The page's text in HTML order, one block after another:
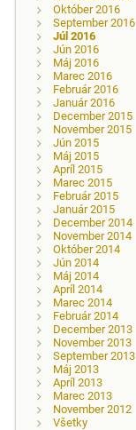
Október 2016
September 2016
Júl 2016
Jún 2016
Máj 2016
Marec 2016
Február 2016
Január 2016
December 2015
November 2015
Jún 2015
Máj 2015
Apríl 2015
Marec 2015
Február 2015
Január 2015
December 2014
November 2014
Október 2014
Jún 2014
Máj 2014
Apríl 2014
Marec 2014
Február 2014
December 2013
November 2013
September 2013
Máj 2013
Apríl 2013
Marec 2013
November 2012
Všetky